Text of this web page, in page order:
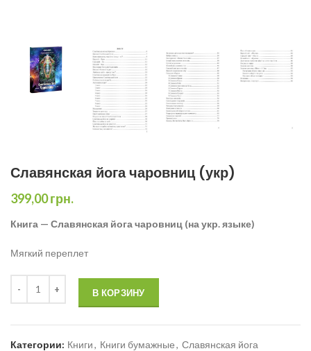
Славянская йога чаровниц (укр)
399,00грн.
Книга — Славянская йога чаровниц (на укр. языке)
Мягкий переплет
В КОРЗИНУ
Категории: Книги, Книги бумажные, Славянская йога